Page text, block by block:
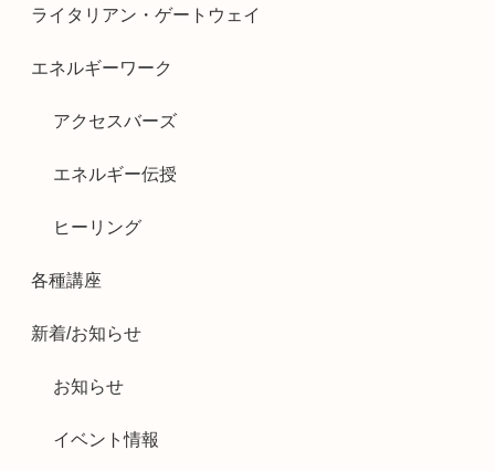
ライタリアン・ゲートウェイ
エネルギーワーク
アクセスバーズ
エネルギー伝授
ヒーリング
各種講座
新着/お知らせ
お知らせ
イベント情報